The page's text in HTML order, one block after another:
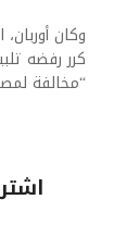
وكان
كرر رفضه
“مخالفة